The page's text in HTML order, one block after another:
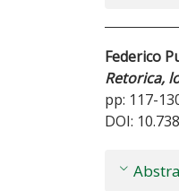
Federico
Retorica,
pp: 117-
DOI: